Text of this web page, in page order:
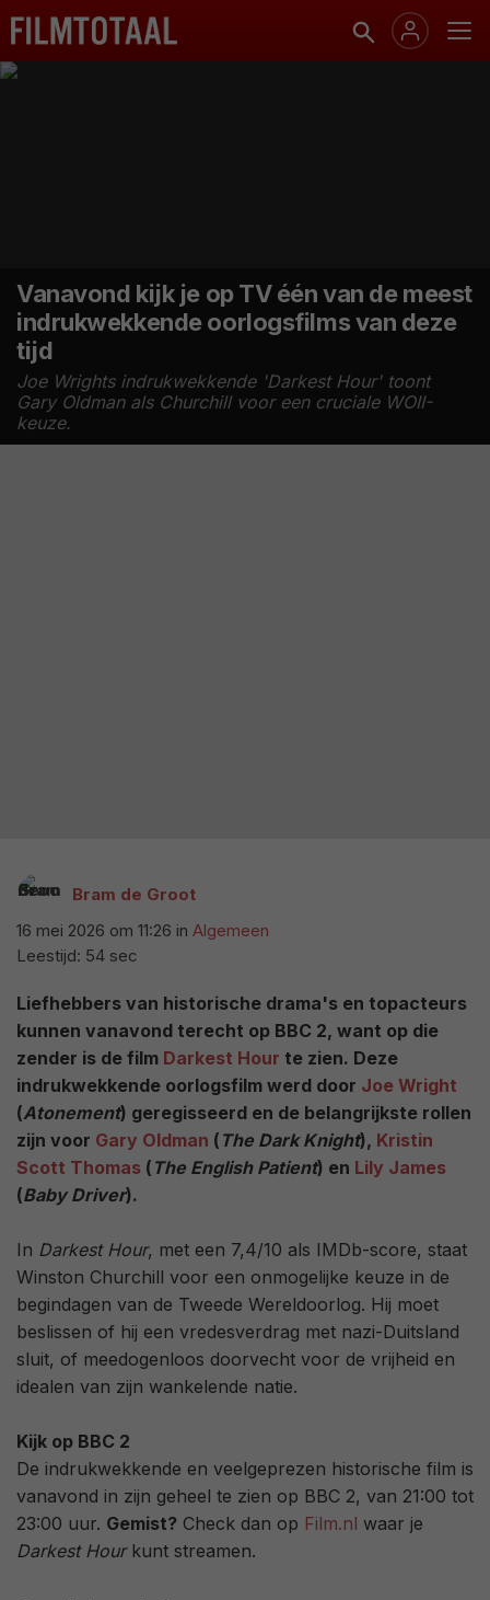
Vanavond kijk je op TV één van de meest
indrukwekkende oorlogsfilms van deze
tijd
Joe Wrights indrukwekkende 'Darkest Hour' toont
Gary Oldman als Churchill voor een cruciale WOII-
keuze.
Bram de Groot
16 mei 2026 om 11:26 in Algemeen
Leestijd: 54 sec
Liefhebbers van historische drama's en topacteurs
kunnen vanavond terecht op BBC 2, want op die
zender is de film Darkest Hour te zien. Deze
indrukwekkende oorlogsfilm werd door Joe Wright
(Atonement) geregisseerd en de belangrijkste rollen
zijn voor Gary Oldman ( The Dark Knight), Kristin
Scott Thomas ( The English Patient) en Lily James
(Baby Driver).
In Darkest Hour, met een 7,4/10 als IMDb-score, staat
Winston Churchill voor een onmogelijke keuze in de
begindagen van de Tweede Wereldoorlog. Hij moet
beslissen of hij een vredesverdrag met nazi-Duitsland
sluit, of meedogenloos doorvecht voor de vrijheid en
idealen van zijn wankelende natie.
Kijk op BBC 2
De indrukwekkende en veelgeprezen historische film is
vanavond in zijn geheel te zien op BBC 2, van 21:00 tot
23:00 uur. Gemist? Check dan op Film.nl waar je
Darkest Hourkunt streamen.